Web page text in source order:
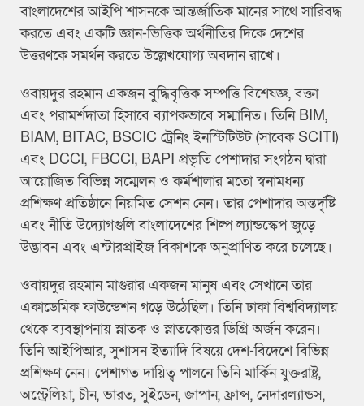
বাংলাদেশের আইপি শাসনকে আন্তর্জাতিক মানের সাথে সারিবদ্ধ
করতে এবং একটি জ্ঞান-ভিত্তিক অর্থনীতির দিকে দেশের
উত্তরণকে সমর্থন করতে উল্লেখযোগ্য অবদান রাখে।
ওবায়দুর রহমান একজন বুদ্ধিবৃত্তিক সম্পত্তি বিশেষজ্ঞ, বক্তা
এবং পরামর্শদাতা হিসাবে ব্যাপকভাবে সম্মানিত। তিনি BIM,
BIAM, BITAC, BSCIC ট্রেনিং ইনস্টিটিউট (সাবেক SCITI)
এবং DCCI, FBCCI, BAPI প্রভৃতি পেশাদার সংগঠন দ্বারা
আয়োজিত বিভিন্ন সম্মেলন ও কর্মশালার মতো স্বনামধন্য
প্রশিক্ষণ প্রতিষ্ঠানে নিয়মিত সেশন নেন। তার পেশাদার অন্তর্দৃষ্টি
এবং নীতি উদ্যোগগুলি বাংলাদেশের শিল্প ল্যান্ডস্কেপ জুড়ে
উদ্ভাবন এবং এন্টারপ্রাইজ বিকাশকে অনুপ্রাণিত করে চলেছে।
ওবায়দুর রহমান মাগুরার একজন মানুষ এবং সেখানে তার
একাডেমিক ফাউন্ডেশন গড়ে উঠেছিল। তিনি ঢাকা বিশ্ববিদ্যালয়
থেকে ব্যবস্থাপনায় স্নাতক ও স্নাতকোত্তর ডিগ্রি অর্জন করেন।
তিনি আইপিআর, সুশাসন ইত্যাদি বিষয়ে দেশ-বিদেশে বিভিন্ন
প্রশিক্ষণ নেন। পেশাগত দায়িত্ব পালনে তিনি মার্কিন যুক্তরাষ্ট্র,
অস্ট্রেলিয়া, চীন, ভারত, সুইডেন, জাপান, ফ্রান্স, নেদারল্যান্ডস,